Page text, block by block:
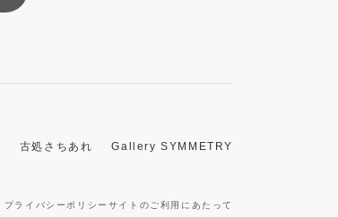
古処さちあれ Gallery SYMMETRY
プライバシーポリシー サイトのご利用にあたって